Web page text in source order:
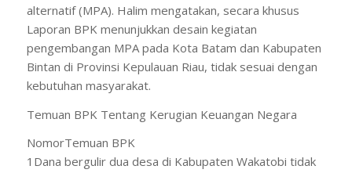
alternatif (MPA). Halim mengatakan, secara khusus
Laporan BPK menunjukkan desain kegiatan
pengembangan MPA pada Kota Batam dan Kabupaten
Bintan di Provinsi Kepulauan Riau, tidak sesuai dengan
kebutuhan masyarakat.
Temuan BPK Tentang Kerugian Keuangan Negara
NomorTemuan BPK
1Dana bergulir dua desa di Kabupaten Wakatobi tidak